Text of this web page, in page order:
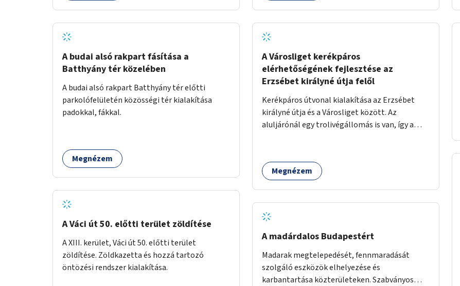
A budai alsó rakpart fásítása a
Batthyány tér közelében
A budai alsó rakpart Batthyány tér előtti
parkolófelületén közösségi tér kialakítása
padokkal, fákkal.
Megnézem
A Váci út 50. előtti terület zöldítése
A XIII. kerület, Váci út 50. előtti terület
zöldítése. Zöldkazetta és hozzá tartozó
öntözési rendszer kialakítása.
A Városliget kerékpáros
elérhetőségének fejlesztése az
Erzsébet királyné útja felől
Kerékpáros útvonal kialakítása az Erzsébet
királyné útja és a Városliget között. Az
aluljárónál egy trolivégállomás is van, így a
troliforgalom mellett is. Az útvonal
átvezetésre kerülne a Hungária körúton, majd a
Megnézem
A madárdalos Budapestért
Madarak megtelepedését, fennmaradását
szolgáló eszközök elhelyezése és
karbantartása közterületeken. Szabványos